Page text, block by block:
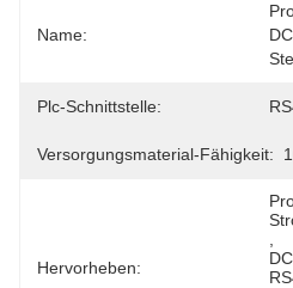
Name:
Plc-Schnittstelle:
Versorgungsmaterial-Fähigkeit:
Hervorheben: